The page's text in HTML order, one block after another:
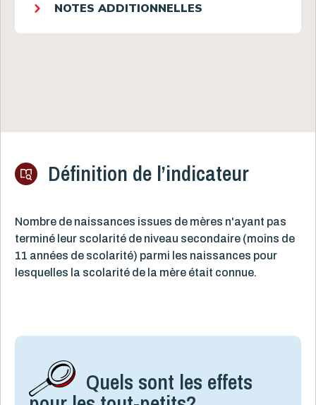
NOTES ADDITIONNELLES
Définition de l’indicateur
Nombre de naissances issues de mères n'ayant pas
terminé leur scolarité de niveau secondaire (moins de
11 années de scolarité) parmi les naissances pour
lesquelles la scolarité de la mère était connue.
Quels sont les effets